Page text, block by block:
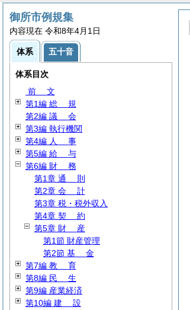
御所市例規集
内容現在 令和8年4月1日
体系 五十音
体系目次
前 文
第1編 総 規
第2編 議 会
第3編 執行機関
第4編 人 事
第5編 給 与
第6編 財 務
第1章 通 則
第2章 会 計
第3章 税・税外収入
第4章 契 約
第5章 財 産
第1節 財産管理
第2節 基 金
第7編 教 育
第8編 民 生
第9編 産業経済
第10編 建 設